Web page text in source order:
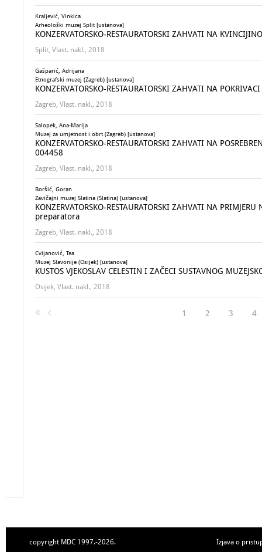
Kraljević, Vinkica
Arheološki muzej Split [ustanova]
KONZERVATORSKO-RESTAURATORSKI ZAHVATI NA
Split, Vlast. nakl., 2018
Gašparić, Adrijana
Etnografski muzej (Zagreb) [ustanova]
KONZERVATORSKO-RESTAURATORSKI ZAHVATI NA
Zagreb, Vlast. nakl., 2018
Salopek, Ana-Marija
Muzej za umjetnost i obrt (Zagreb) [ustanova]
KONZERVATORSKO-RESTAURATORSKI ZAHVATI NA
004458
Zagreb, Vlast. nakl., 2018
Boršić, Goran
Zavičajni muzej Slatina (Slatina) [ustanova]
KONZERVATORSKO-RESTAURATORSKI ZAHVATI NA
preparatora
Zagreb, Vlast. nakl., 2018
Cvijanović, Tea
Muzej Slavonije (Osijek) [ustanova]
KUSTOS VJEKOSLAV CELESTIN I ZAČECI SUSTAVNOG
Osijek, Vlast. nakl., 2018
1 2 3 4
copyright MDC 1997.-2026. Izjava o